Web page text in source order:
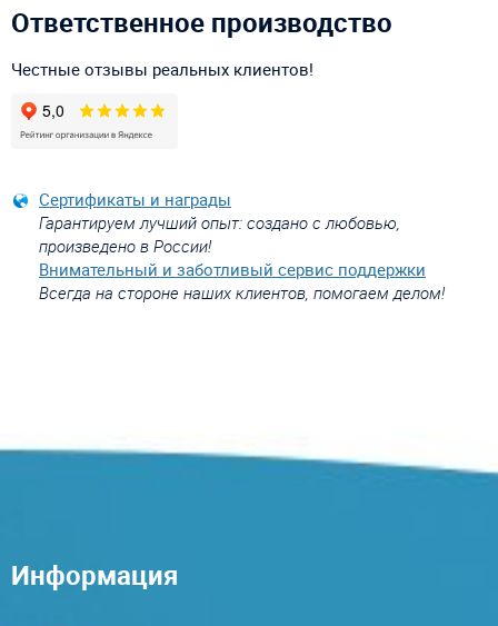
Ответственное производство
Честные отзывы реальных клиентов!
Сертификаты и награды
Гарантируем лучший опыт: создано с любовью,
произведено в России!
Внимательный и заботливый сервис поддержки
Всегда на стороне наших клиентов, помогаем делом!
Информация